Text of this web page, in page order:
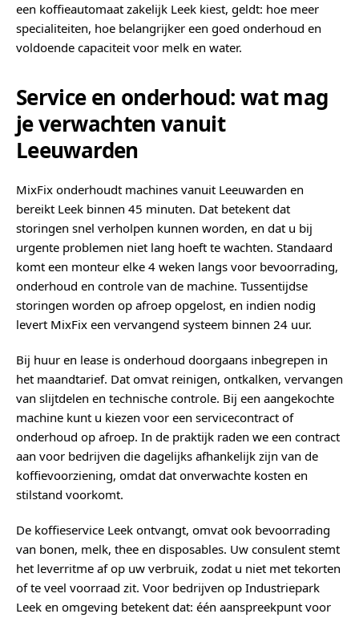
een koffieautomaat zakelijk Leek kiest, geldt: hoe meer
specialiteiten, hoe belangrijker een goed onderhoud en
voldoende capaciteit voor melk en water.
Service en onderhoud: wat mag
je verwachten vanuit
Leeuwarden
MixFix onderhoudt machines vanuit Leeuwarden en
bereikt Leek binnen 45 minuten. Dat betekent dat
storingen snel verholpen kunnen worden, en dat u bij
urgente problemen niet lang hoeft te wachten. Standaard
komt een monteur elke 4 weken langs voor bevoorrading,
onderhoud en controle van de machine. Tussentijdse
storingen worden op afroep opgelost, en indien nodig
levert MixFix een vervangend systeem binnen 24 uur.
Bij huur en lease is onderhoud doorgaans inbegrepen in
het maandtarief. Dat omvat reinigen, ontkalken, vervangen
van slijtdelen en technische controle. Bij een aangekochte
machine kunt u kiezen voor een servicecontract of
onderhoud op afroep. In de praktijk raden we een contract
aan voor bedrijven die dagelijks afhankelijk zijn van de
koffievoorziening, omdat dat onverwachte kosten en
stilstand voorkomt.
De koffieservice Leek ontvangt, omvat ook bevoorrading
van bonen, melk, thee en disposables. Uw consulent stemt
het leverritme af op uw verbruik, zodat u niet met tekorten
of te veel voorraad zit. Voor bedrijven op Industriepark
Leek en omgeving betekent dat: één aanspreekpunt voor